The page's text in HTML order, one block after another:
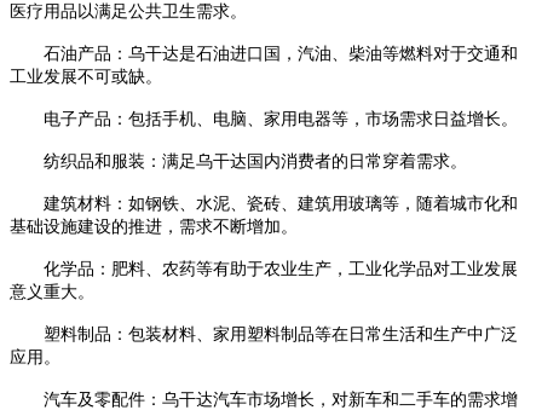
医疗用品以满足公共卫生需求。
石油产品：乌干达是石油进口国，汽油、柴油等燃料对于交通和
工业发展不可或缺。
电子产品：包括手机、电脑、家用电器等，市场需求日益增长。
纺织品和服装：满足乌干达国内消费者的日常穿着需求。
建筑材料：如钢铁、水泥、瓷砖、建筑用玻璃等，随着城市化和
基础设施建设的推进，需求不断增加。
化学品：肥料、农药等有助于农业生产，工业化学品对工业发展
意义重大。
塑料制品：包装材料、家用塑料制品等在日常生活和生产中广泛
应用。
汽车及零配件：乌干达汽车市场增长，对新车和二手车的需求增